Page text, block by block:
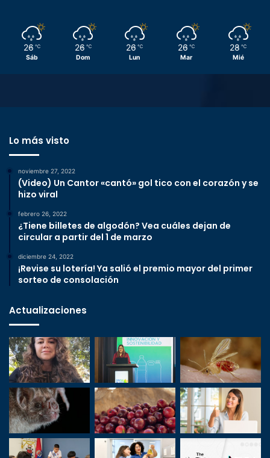
26 ℃
Sáb
26 ℃
Dom
26 ℃
Lun
26 ℃
Mar
28 ℃
Mié
Lo más visto
noviembre 27, 2022
(Video) Un Cantor «cantó» gol tico con el corazón y se
hizo viral
febrero 26, 2022
¿Tiene billetes de algodón? Vea cuáles dejan de
circular a partir del 1 de marzo
diciembre 24, 2022
¡Revise su lotería! Ya salió el premio mayor del primer
sorteo de consolación
Actualizaciones